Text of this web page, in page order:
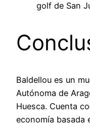
golf de San
Baldellou es un
Autónoma de
Huesca. Cuenta
economía basada